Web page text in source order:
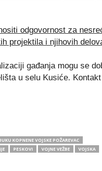
odgovornost za
projektila i njihovih
gađanja mogu se
u selu Kusiće.
KOPNENE VOJSKE POŽAREVAC
PESKOVI VOJNE VEŽBE VOJSKA